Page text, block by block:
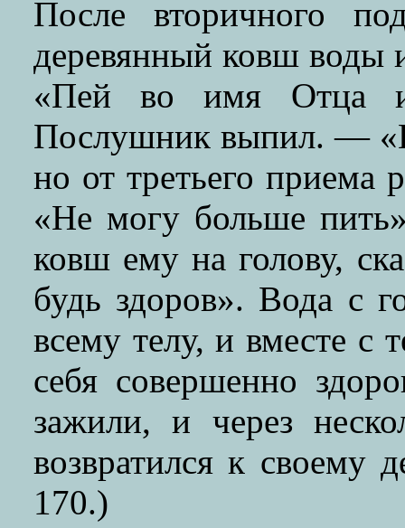
После вторичного
деревянный ковш воды
«Пей во имя Отца
Послушник выпил. —
но от третьего приема
«Не могу больше
ковш ему на голову,
будь здоров». Вода с
всему телу, и вместе с
себя совершенно
зажили, и через
возвратился к своему
170.)